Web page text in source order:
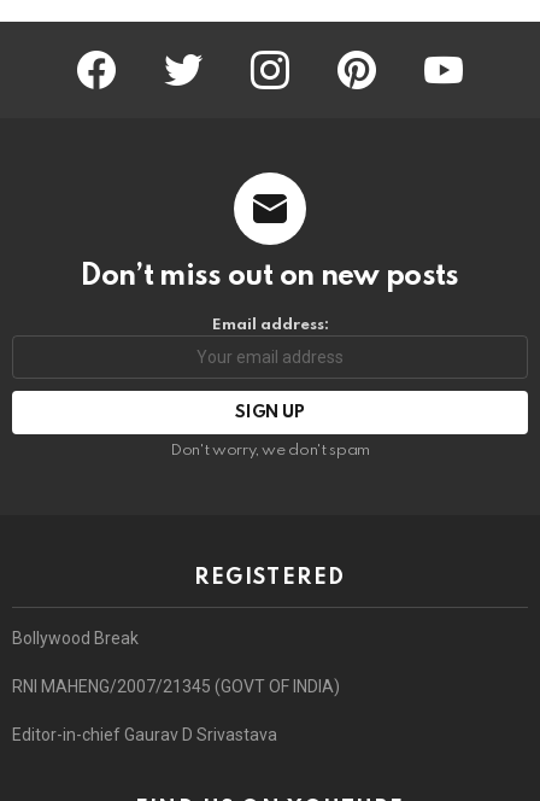
facebook twitter instagram pinterest
Don’t miss out on new posts
Email address:
Don't worry, we don't spam
REGISTERED
Bollywood Break
RNI MAHENG/2007/21345 (GOVT OF INDIA)
Editor-in-chief Gaurav D Srivastava